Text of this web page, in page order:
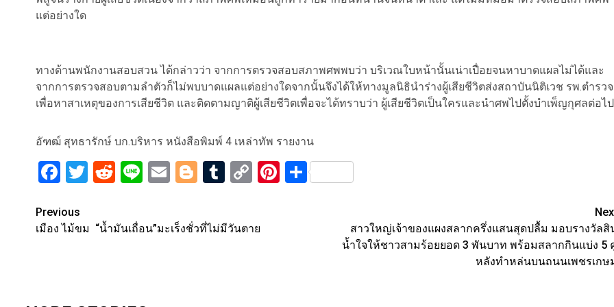
แต่อย่างใด
ทางด้านพนักงานสอบสวน ได้กล่าวว่า จากการตรวจสอบสภาพศพพบว่า บริเวณใบหน้านั้นเน่าเปื่อยจนหาบาดแผลไม่ได้และ
จากการตรวจสอบตามลำตัวก็ไม่พบบาดแผลแต่อย่างใดจากนั้นจึงได้ให้ทางมูลนิธินำร่างผู้เสียชีวิตส่งสถาบันนิติเวช รพ.ตำรวจ
เพื่อหาสาเหตุของการเสียชีวิต และติดตามญาติผู้เสียชีวิตเพื่อจะได้ทราบว่า ผู้เสียชีวิตเป็นใครและนำศพไปตั้งบำเพ็ญกุศลต่อไป
อัฑฒ์ สุทธารักษ์ บก.บริหาร หนังสือพิมพ์ 4 เหล่าทัพ รายงาน
Facebook
Twitter
Reddit
LineEmailBlogger
Tumblr
CopyPinterest
Share
Post
navigation
Previous
เมือง ไม้ขม “น้ำมันเถื่อน”มะเร็งชั่วที่ไม่มีวันตาย
สาวใหญ่เจ้าของแผงสลากครึ่งแสนสุดปลื้ม มอบรางวัลสิ
น้ำใจให้ชาวสามร้อยยอด 3 พันบาท พร้อมสลากกินแบ่ง 5
หลังทำหล่นบนถนนเพชรเกษ